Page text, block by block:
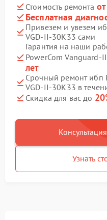
Стоимость ремонта
Бесплатная
Привезем и увезем
VGD-II-30K33 сами
Гарантия на наши
PowerCom
лет
Срочный ремонт ибп
VGD-II-30K33 в
Скидка для вас до
Узнать